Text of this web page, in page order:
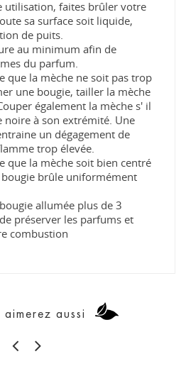
utilisation, faites brûler votre
sa surface soit liquide,
de puits.
au minimum afin de
du parfum.
que la mèche ne soit pas trop
une bougie, tailler la mèche
également la mèche s' il
noire à son extrémité. Une
un dégagement de
trop élevée.
que la mèche soit bien centré
brûle uniformément
allumée plus de 3
préserver les parfums et
combustion
aimerez aussi